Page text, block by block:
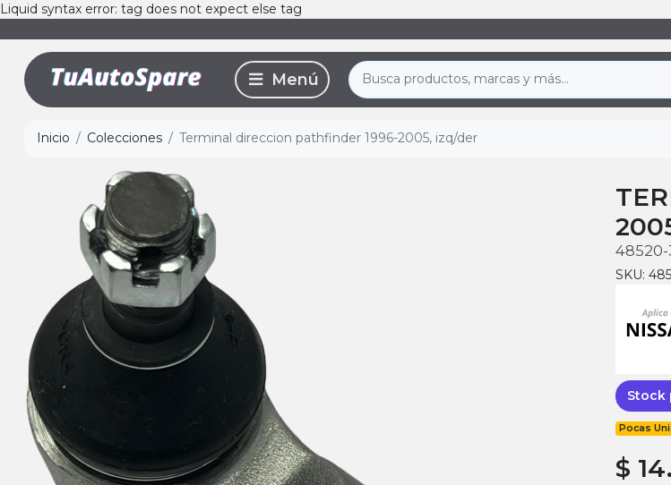
Liquid syntax error: tag does not expect else tag
Inicio Colecciones Terminal direccion pathfinder 1996-2005, izq/der
48520-
SKU:
Stock
Pocas
$